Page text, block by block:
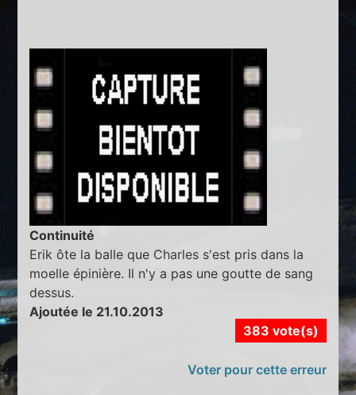
Continuité
Erik ôte la balle que Charles s'est pris dans la
moelle épinière. Il n'y a pas une goutte de sang
dessus.
Ajoutée le 21.10.2013
383 vote(s)
Voter pour cette erreur